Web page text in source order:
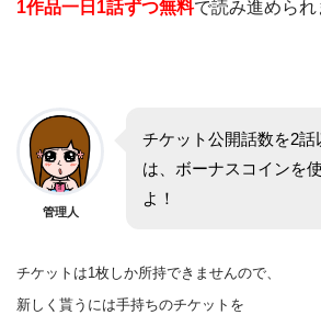
1作品一日1話ずつ無料で読み進められ
管理人
チケット公開話数を2
は、ボーナスコインを
よ！
チケットは1枚しか所持できませんので、
新しく貰うには手持ちのチケットを